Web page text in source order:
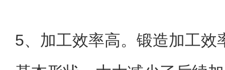
5、加工效率高。锻造加工效